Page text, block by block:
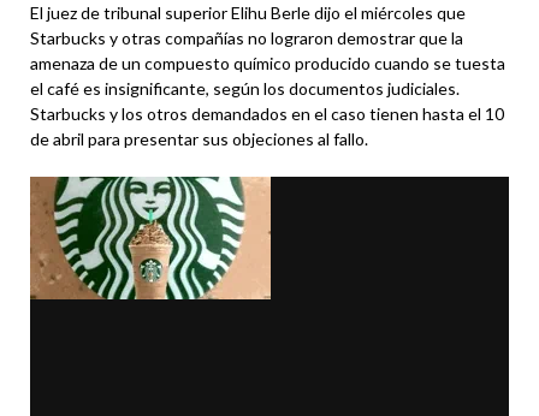
El juez de tribunal superior Elihu Berle dijo el miércoles que
Starbucks y otras compañías no lograron demostrar que la
amenaza de un compuesto químico producido cuando se tuesta
el café es insignificante, según los documentos judiciales.
Starbucks y los otros demandados en el caso tienen hasta el 10
de abril para presentar sus objeciones al fallo.